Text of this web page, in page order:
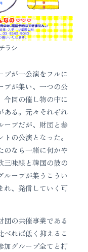
ラシ
が一公演をフルに
プが集い、一つの公
今回の催し物の中に
ある。元々それぞれ
ープだが、財団と参
の公演となった。
のなら一緒に何かや
三味線と韓国の鼓の
ループが集うこうい
れ、発信していく可
の共催事業である
べれば低く抑えるこ
加グループ全てと打